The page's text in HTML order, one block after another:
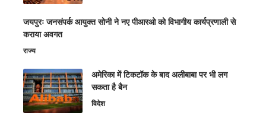
जयपुरः जनसंपर्क आयुक्त सोनी ने नए पीआरओ को विभागीय कार्यप्रणाली से
कराया अवगत
राज्य
अमेरिका में टिकटॉक के बाद अलीबाबा पर भी लग
सकता है बैन
विदेश